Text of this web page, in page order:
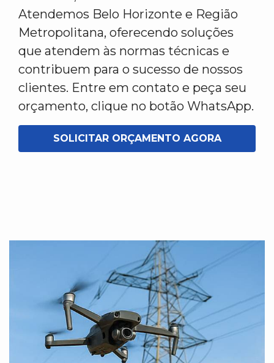
Atendemos Belo Horizonte e Região
Metropolitana, oferecendo soluções
que atendem às normas técnicas e
contribuem para o sucesso de nossos
clientes. Entre em contato e peça seu
orçamento, clique no botão WhatsApp.
SOLICITAR ORÇAMENTO AGORA